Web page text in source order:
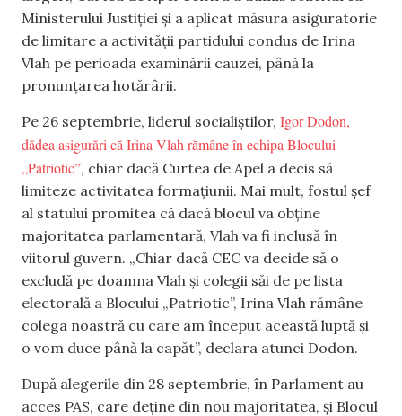
Ministerului Justiției și a aplicat măsura asiguratorie
de limitare a activității partidului condus de Irina
Vlah pe perioada examinării cauzei, până la
pronunțarea hotărârii.
Pe 26 septembrie, liderul socialiștilor, Igor Dodon,
dădea asigurări că Irina Vlah rămâne în echipa Blocului
„Patriotic”, chiar dacă Curtea de Apel a decis să
limiteze activitatea formațiunii. Mai mult, fostul șef
al statului promitea că dacă blocul va obține
majoritatea parlamentară, Vlah va fi inclusă în
viitorul guvern. „Chiar dacă CEC va decide să o
excludă pe doamna Vlah și colegii săi de pe lista
electorală a Blocului „Patriotic”, Irina Vlah rămâne
colega noastră cu care am început această luptă și
o vom duce până la capăt”, declara atunci Dodon.
După alegerile din 28 septembrie, în Parlament au
acces PAS, care deține din nou majoritatea, și Blocul